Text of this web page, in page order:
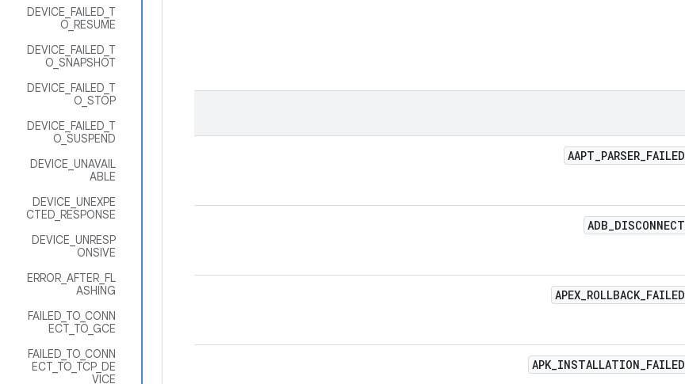
DEVICE_FAILED_T
O_RESUME
DEVICE_FAILED_T
O_SNAPSHOT
DEVICE_FAILED_T
O_STOP
DEVICE_FAILED_T
O_SUSPEND
DEVICE_UNAVAIL
ABLE
DEVICE_UNEXPE
CTED_RESPONSE
DEVICE_UNRESP
ONSIVE
ERROR_AFTER_FL
ASHING
FAILED_TO_CONN
ECT_TO_GCE
FAILED_TO_CONN
ECT_TO_TCP_DE
VICE
AAPT_PARSER_FAILED
ADB_DISCONNECT
APEX_ROLLBACK_FAILED
APK_INSTALLATION_FAILED